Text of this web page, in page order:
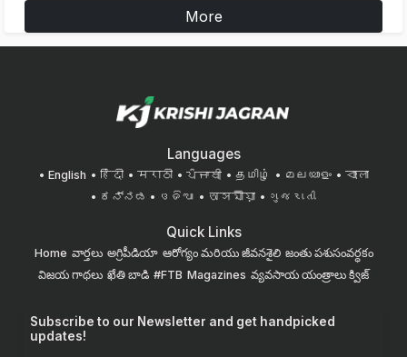
More
Languages
English हिंदी मराठी ਪੰਜਾਬੀ தமிழ் മലയാളം
বাংলা
ಕನ್ನಡ
ଓଡିଆ অসমীয়া ગુજરાતી
Quick Links
Home వార్తలు అగ్రిపీడియా ఆరోగ్యం మరియు జీవనశైలి జంతు పశుసంవర్ధకం
విజయ గాథలు ఖేతి బాడి #FTB Magazines వ్యవసాయ యంత్రాలు క్విజ్
Subscribe to our Newsletter and get handpicked
updates!